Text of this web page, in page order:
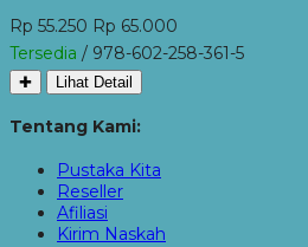
Rp 55.250 Rp 65.000
Tersedia / 978-602-258-361-5
✚ Lihat Detail
Tentang Kami:
Pustaka Kita
Reseller
Afiliasi
Kirim Naskah